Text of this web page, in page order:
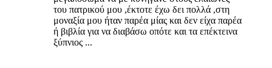
του πατρικού μου ,έκτοτε έχω δει πολλά ,στη
μοναξία μου ήταν παρέα μίας και δεν είχα παρέα
ή βιβλία για να διαβάσω οπότε και τα επέκτεινα
ξύπνιος ...